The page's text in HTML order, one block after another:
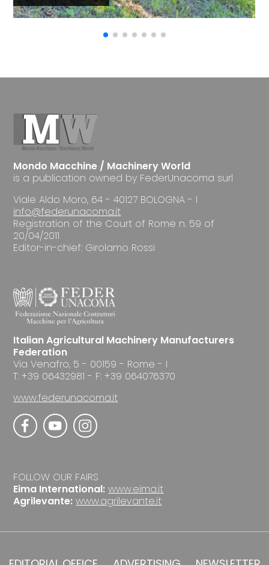
Mondo Macchine / Machinery World
is a publication owned by FederUnacoma surl
Viale Aldo Moro, 64 - 40127 BOLOGNA - I
info@federunacoma.it
Registration of the Court of Rome n. 59 of
20/04/2011
Editor-in-chief: Girolamo Rossi
Italian Agricultural Machinery Manufacturers
Federation
Via Venafro, 5 - 00159 - Rome - I
T: +39 06432981 - F: +39 064076370
www.federunacoma.it
FOLLOW OUR FAIRS
Eima International: www.eima.it
Agrilevante: www.agrilevante.it